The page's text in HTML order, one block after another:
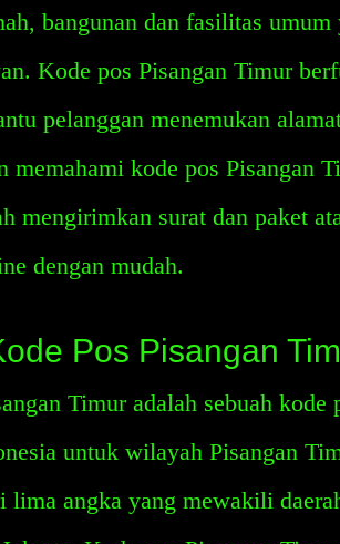
bangunan dan fasilitas
Kode pos Pisangan Timur
pelanggan menemukan
memahami kode pos Pisangan
mengirimkan surat dan paket
dengan mudah.
Pos Pisangan
Timur adalah sebuah kode
untuk wilayah Pisangan
lima angka yang mewakili